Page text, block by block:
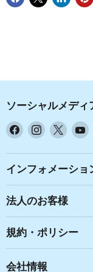
ソーシャルメディ
Facebook
見
つ
く
だ
さ
い
Instagram
見
つ
て
く
だ
さ
い
X
見
つ
て
く
だ
さ
い
インフォメーショ
法人のお客様
規約・ポリシー
会社情報